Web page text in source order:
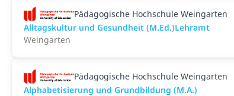
Pädagogische Hochschule Weingarten
Alltagskultur und Gesundheit (M.Ed.)Lehramt
Weingarten
Pädagogische Hochschule Weingarten
Alphabetisierung und Grundbildung (M.A.)